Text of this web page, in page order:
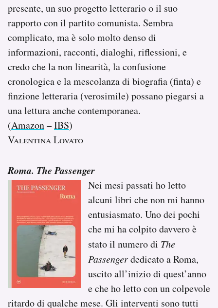
presente, un suo progetto letterario o il suo
rapporto con il partito comunista. Sembra
complicato, ma è solo molto denso di
informazioni, racconti, dialoghi, riflessioni, e
credo che la non linearità, la confusione
cronologica e la mescolanza di biografia (finta) e
finzione letteraria (verosimile) possano piegarsi a
una lettura anche contemporanea.
(Amazon–IBS)
Valentina Lovato
Roma. The Passenger
Nei mesi passati ho letto
alcuni libri che non mi hanno
entusiasmato. Uno dei pochi
che mi ha colpito davvero è
stato il numero di The
Passengerdedicato a Roma,
uscito all’inizio di quest’anno
e che ho letto con un colpevole
ritardo di qualche mese. Gli interventi sono tutti